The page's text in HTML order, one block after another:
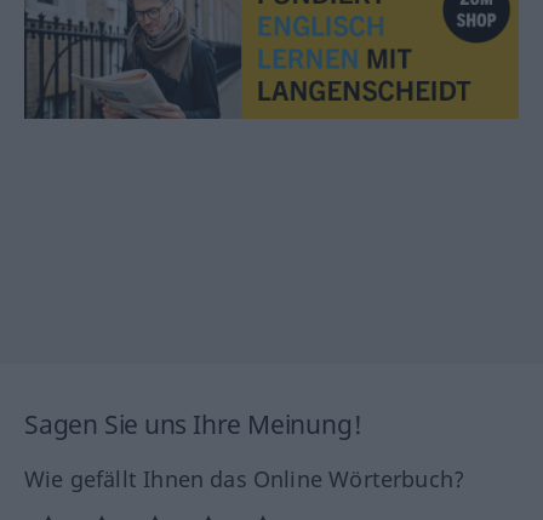
Sagen Sie uns Ihre Meinung!
Wie gefällt Ihnen das Online Wörterbuch?